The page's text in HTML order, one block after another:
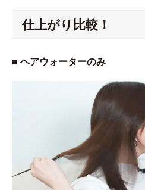
仕上がり比較！
■ ヘアウォーターのみ